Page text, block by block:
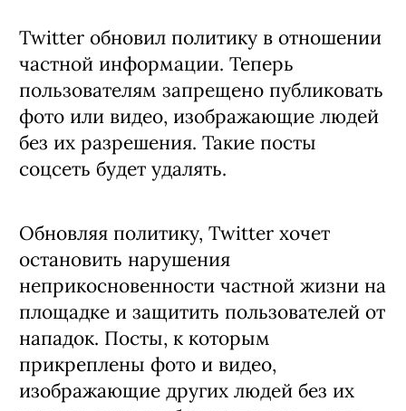
Twitter обновил политику в отношении
частной информации. Теперь
пользователям запрещено публиковать
фото или видео, изображающие людей
без их разрешения. Такие посты
соцсеть будет удалять.
Обновляя политику, Twitter хочет
остановить нарушения
неприкосновенности частной жизни на
площадке и защитить пользователей от
нападок. Посты, к которым
прикреплены фото и видео,
изображающие других людей без их